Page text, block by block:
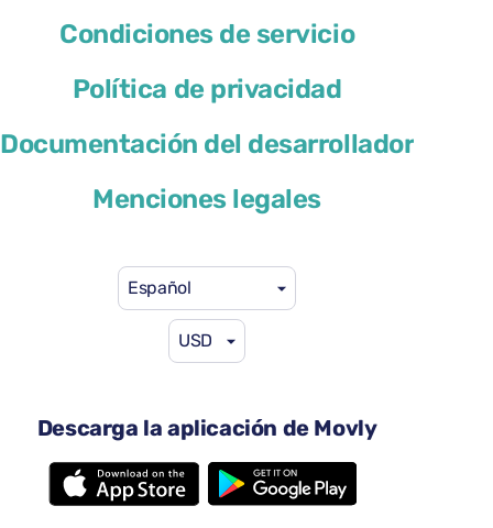
Condiciones de servicio
Política de privacidad
Documentación del desarrollador
Menciones legales
Español
USD
Descarga la aplicación de Movly
Ford Focus
Transmisión automática
5 asientos
2 maletas grandes